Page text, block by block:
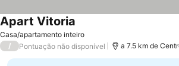
Casa/apartamento inteiro
Apart Vitoria
/ Pontuação não disponível a 7.5 km de